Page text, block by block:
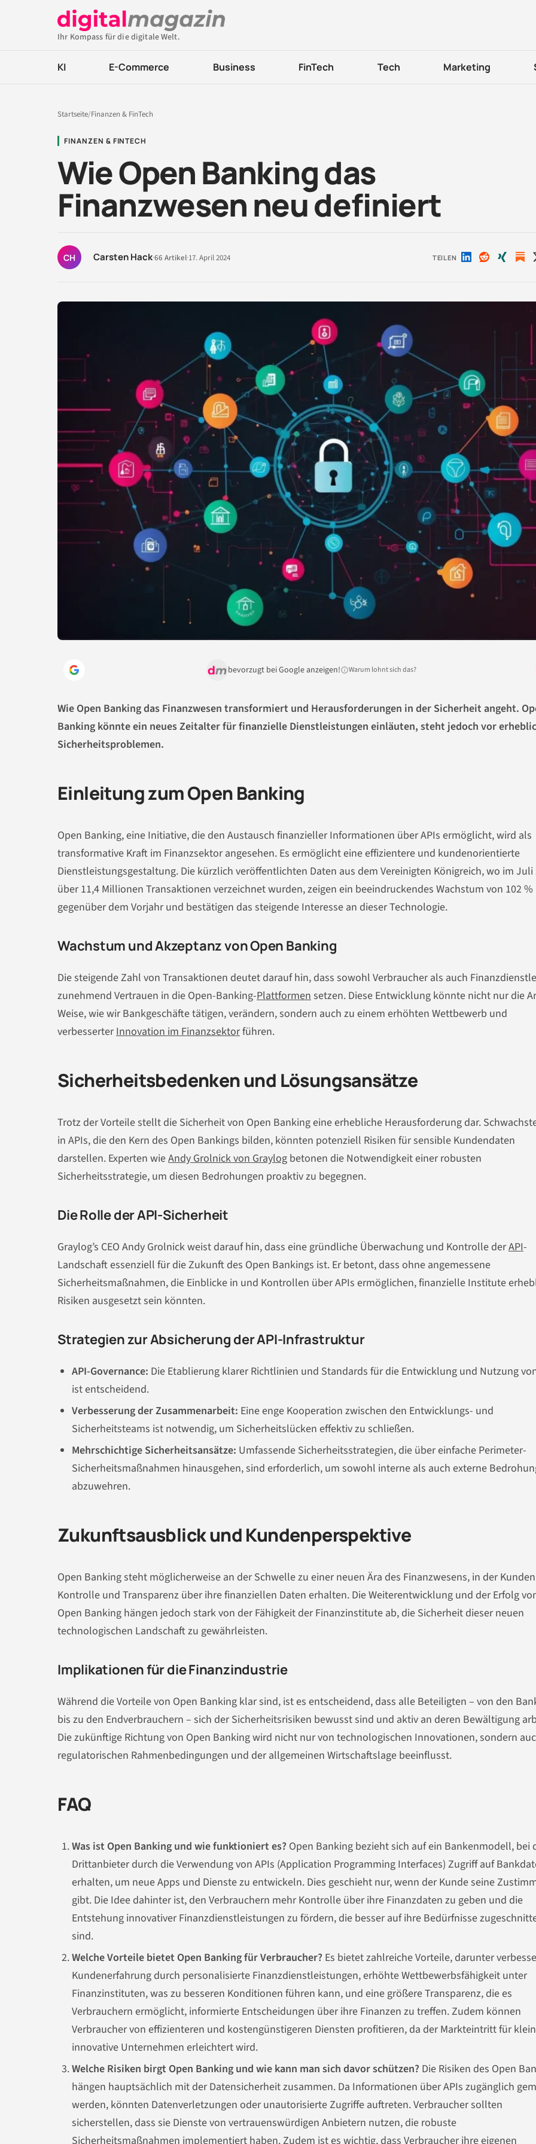
Ihr Kompass für die digitale Welt.
KI E-Commerce Business FinTech Tech Marketing
Startseite/Finanzen & FinTech
FINANZEN & FINTECH
Wie Open Banking das
Finanzwesen neu definiert
CH Carsten Hack·66 Artikel·17. April 2024 TEILEN Auf Auf Auf
bevorzugt bei Google anzeigen! Warum lohnt sich das?
Wie Open Banking das Finanzwesen transformiert und Herausforderungen in der Sicherheit angeht.
Banking könnte ein neues Zeitalter für finanzielle Dienstleistungen einläuten, steht jedoch vor
Sicherheitsproblemen.
Einleitung zum Open Banking
Open Banking, eine Initiative, die den Austausch finanzieller Informationen über APIs ermöglicht, wird als
transformative Kraft im Finanzsektor angesehen. Es ermöglicht eine effizientere und kundenorientierte
Dienstleistungsgestaltung. Die kürzlich veröffentlichten Daten aus dem Vereinigten Königreich, wo im Juli
über 11,4 Millionen Transaktionen verzeichnet wurden, zeigen ein beeindruckendes Wachstum von 102 %
gegenüber dem Vorjahr und bestätigen das steigende Interesse an dieser Technologie.
Wachstum und Akzeptanz von Open Banking
Die steigende Zahl von Transaktionen deutet darauf hin, dass sowohl Verbraucher als auch
zunehmend Vertrauen in die Open-Banking-Plattformensetzen. Diese Entwicklung könnte nicht nur die
Weise, wie wir Bankgeschäfte tätigen, verändern, sondern auch zu einem erhöhten Wettbewerb und
verbesserterInnovation im Finanzsektorführen.
Sicherheitsbedenken und Lösungsansätze
Trotz der Vorteile stellt die Sicherheit von Open Banking eine erhebliche Herausforderung dar.
in APIs, die den Kern des Open Bankings bilden, könnten potenziell Risiken für sensible Kundendaten
darstellen. Experten wieAndy Grolnick von Graylog betonen die Notwendigkeit einer robusten
Sicherheitsstrategie, um diesen Bedrohungen proaktiv zu begegnen.
Die Rolle der API-Sicherheit
Graylog’s CEO Andy Grolnick weist darauf hin, dass eine gründliche Überwachung und Kontrolle derAPI-
Landschaft essenziell für die Zukunft des Open Bankings ist. Er betont, dass ohne angemessene
Sicherheitsmaßnahmen, die Einblicke in und Kontrollen über APIs ermöglichen, finanzielle Institute
Risiken ausgesetzt sein könnten.
Strategien zur Absicherung der API-Infrastruktur
API-Governance: Die Etablierung klarer Richtlinien und Standards für die Entwicklung und Nutzung
ist entscheidend.
Verbesserung der Zusammenarbeit: Eine enge Kooperation zwischen den Entwicklungs- und
Sicherheitsteams ist notwendig, um Sicherheitslücken effektiv zu schließen.
Mehrschichtige Sicherheitsansätze: Umfassende Sicherheitsstrategien, die über einfache Perimeter-
Sicherheitsmaßnahmen hinausgehen, sind erforderlich, um sowohl interne als auch externe
abzuwehren.
Zukunftsausblick und Kundenperspektive
Open Banking steht möglicherweise an der Schwelle zu einer neuen Ära des Finanzwesens, in der
Kontrolle und Transparenz über ihre finanziellen Daten erhalten. Die Weiterentwicklung und der Erfolg
Open Banking hängen jedoch stark von der Fähigkeit der Finanzinstitute ab, die Sicherheit dieser neuen
technologischen Landschaft zu gewährleisten.
Implikationen für die Finanzindustrie
Während die Vorteile von Open Banking klar sind, ist es entscheidend, dass alle Beteiligten – von den
bis zu den Endverbrauchern – sich der Sicherheitsrisiken bewusst sind und aktiv an deren Bewältigung
Die zukünftige Richtung von Open Banking wird nicht nur von technologischen Innovationen, sondern
regulatorischen Rahmenbedingungen und der allgemeinen Wirtschaftslage beeinflusst.
FAQ
Was ist Open Banking und wie funktioniert es? Open Banking bezieht sich auf ein Bankenmodell, bei
Drittanbieter durch die Verwendung von APIs (Application Programming Interfaces) Zugriff auf
erhalten, um neue Apps und Dienste zu entwickeln. Dies geschieht nur, wenn der Kunde seine
gibt. Die Idee dahinter ist, den Verbrauchern mehr Kontrolle über ihre Finanzdaten zu geben und die
Entstehung innovativer Finanzdienstleistungen zu fördern, die besser auf ihre Bedürfnisse
sind.
Welche Vorteile bietet Open Banking für Verbraucher? Es bietet zahlreiche Vorteile, darunter
Kundenerfahrung durch personalisierte Finanzdienstleistungen, erhöhte Wettbewerbsfähigkeit unter
Finanzinstituten, was zu besseren Konditionen führen kann, und eine größere Transparenz, die es
Verbrauchern ermöglicht, informierte Entscheidungen über ihre Finanzen zu treffen. Zudem können
Verbraucher von effizienteren und kostengünstigeren Diensten profitieren, da der Markteintritt für
innovative Unternehmen erleichtert wird.
Welche Risiken birgt Open Banking und wie kann man sich davor schützen? Die Risiken des Open
hängen hauptsächlich mit der Datensicherheit zusammen. Da Informationen über APIs zugänglich
werden, könnten Datenverletzungen oder unautorisierte Zugriffe auftreten. Verbraucher sollten
sicherstellen, dass sie Dienste von vertrauenswürdigen Anbietern nutzen, die robuste
Sicherheitsmaßnahmen implementiert haben. Zudem ist es wichtig, dass Verbraucher ihre eigenen